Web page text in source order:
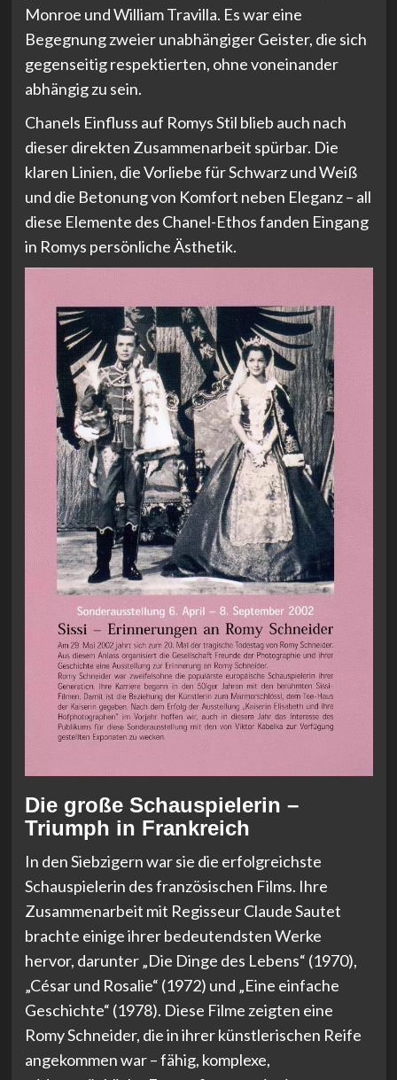
Monroe und William Travilla. Es war eine
Begegnung zweier unabhängiger Geister, die sich
gegenseitig respektierten, ohne voneinander
abhängig zu sein.
Chanels Einfluss auf Romys Stil blieb auch nach
dieser direkten Zusammenarbeit spürbar. Die
klaren Linien, die Vorliebe für Schwarz und Weiß
und die Betonung von Komfort neben Eleganz – all
diese Elemente des Chanel-Ethos fanden Eingang
in Romys persönliche Ästhetik.
Die große Schauspielerin –
Triumph in Frankreich
In den Siebzigern war sie die erfolgreichste
Schauspielerin des französischen Films. Ihre
Zusammenarbeit mit Regisseur Claude Sautet
brachte einige ihrer bedeutendsten Werke
hervor, darunter „Die Dinge des Lebens“ (1970),
„César und Rosalie“ (1972) und „Eine einfache
Geschichte“ (1978). Diese Filme zeigten eine
Romy Schneider, die in ihrer künstlerischen Reife
angekommen war – fähig, komplexe,